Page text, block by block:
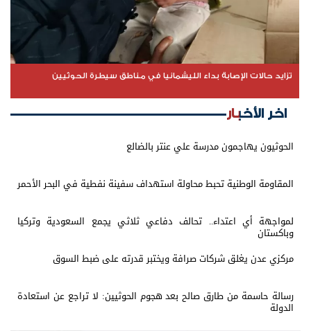
تزايد حالات الإصابة بداء الليشمانيا في مناطق سيطرة الحوثيين
اخر الأخبار
الحوثيون يهاجمون مدرسة علي عنتر بالضالع
المقاومة الوطنية تحبط محاولة استهداف سفينة نفطية في البحر الأحمر
لمواجهة أي اعتداء.. تحالف دفاعي ثلاثي يجمع السعودية وتركيا
وباكستان
مركزي عدن يغلق شركات صرافة ويختبر قدرته على ضبط السوق
رسالة حاسمة من طارق صالح بعد هجوم الحوثيين: لا تراجع عن استعادة
الدولة